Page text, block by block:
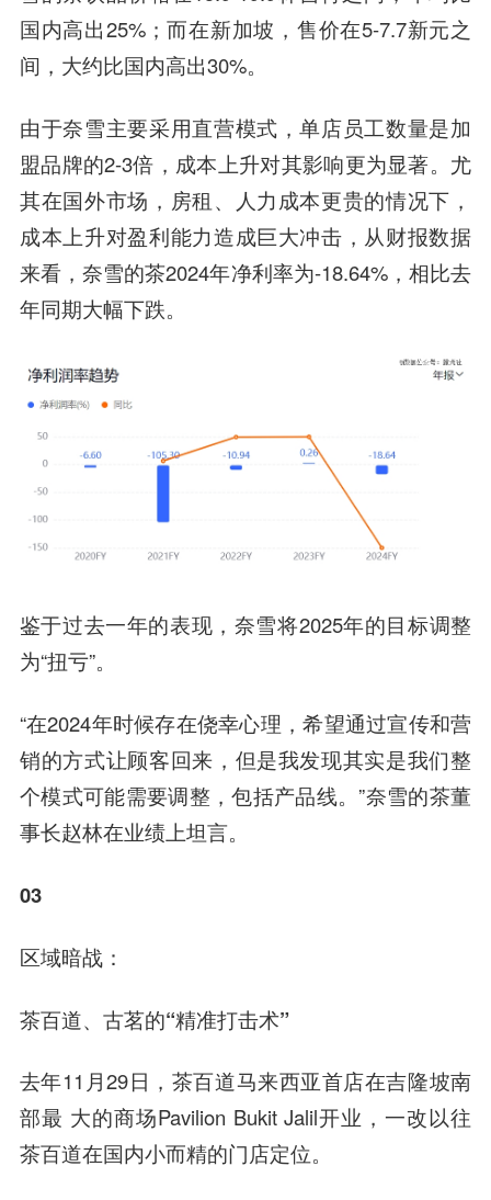
国内高出25%；而在新加坡，售价在5-7.7新元之
间，大约比国内高出30%。
由于奈雪主要采用直营模式，单店员工数量是加
盟品牌的2-3倍，成本上升对其影响更为显著。尤
其在国外市场，房租、人力成本更贵的情况下，
成本上升对盈利能力造成巨大冲击，从财报数据
来看，奈雪的茶2024年净利率为-18.64%，相比去
年同期大幅下跌。
鉴于过去一年的表现，奈雪将2025年的目标调整
为“扭亏”。
“在2024年时候存在侥幸心理，希望通过宣传和营
销的方式让顾客回来，但是我发现其实是我们整
个模式可能需要调整，包括产品线。”奈雪的茶董
事长赵林在业绩上坦言。
03
区域暗战：
茶百道、古茗的“精准打击术”
去年11月29日，茶百道马来西亚首店在吉隆坡南
部最 大的商场Pavilion Bukit Jalil开业，一改以往
茶百道在国内小而精的门店定位。